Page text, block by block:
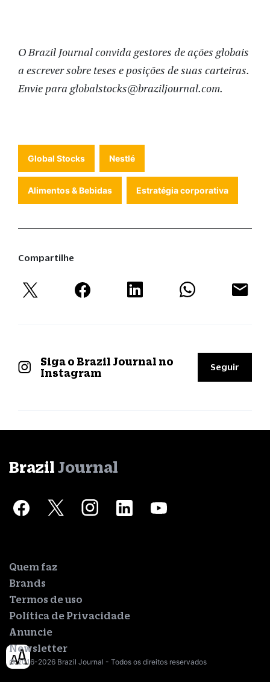
O Brazil Journal convida gestores de ações globais
a escrever sobre teses e posições de suas carteiras.
Envie para globalstocks@braziljournal.com.
Global Stocks Nestlé
Alimentos & Bebidas Estratégia corporativa
Compartilhe
Siga o Brazil Journal no
Instagram
Seguir
Brazil Journal
Quem faz
Brands
Termos de uso
Política de Privacidade
Anuncie
Newsletter
© 2016-2026 Brazil Journal - Todos os direitos reservados